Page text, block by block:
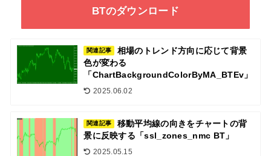
BTのダウンロード
関連記事
相場のトレンド方向に応じて背景
色が変わる
「ChartBackgroundColorByMA_BTEv」
2025.06.02
関連記事
移動平均線の向きをチャートの背
景に反映する「ssl_zones_nmc BT」
2025.05.15